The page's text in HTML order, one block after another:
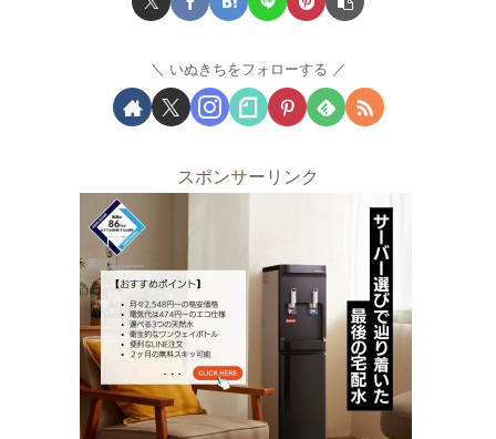
いぬきちをフォローする
スポンサーリンク